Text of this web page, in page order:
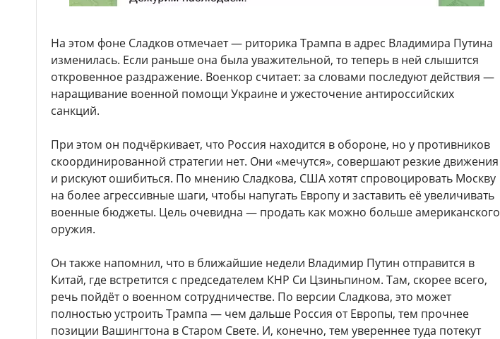
На этом фоне Сладков отмечает — риторика Трампа в адрес Владимира Путина
изменилась. Если раньше она была уважительной, то теперь в ней слышится
откровенное раздражение. Военкор считает: за словами последуют действия —
наращивание военной помощи Украине и ужесточение антироссийских
санкций.
При этом он подчёркивает, что Россия находится в обороне, но у противников
скоординированной стратегии нет. Они «мечутся», совершают резкие движения
и рискуют ошибиться. По мнению Сладкова, США хотят спровоцировать Москву
на более агрессивные шаги, чтобы напугать Европу и заставить её увеличивать
военные бюджеты. Цель очевидна — продать как можно больше американского
оружия.
Он также напомнил, что в ближайшие недели Владимир Путин отправится в
Китай, где встретится с председателем КНР Си Цзиньпином. Там, скорее всего,
речь пойдёт о военном сотрудничестве. По версии Сладкова, это может
полностью устроить Трампа — чем дальше Россия от Европы, тем прочнее
позиции Вашингтона в Старом Свете. И, конечно, тем увереннее туда потекут